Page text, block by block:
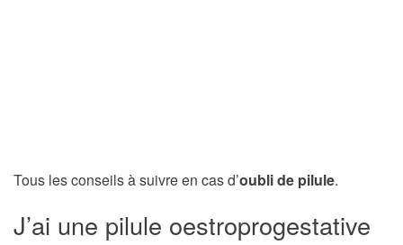
Tous les conseils à suivre en cas d’oubli de pilule.
J’ai une pilule oestroprogestative